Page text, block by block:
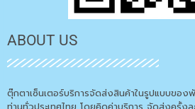
ABOUT US
ตุ๊กตาเซ็นเตอร์บริการจัดส่งสินค้าในรูปแบบขอ